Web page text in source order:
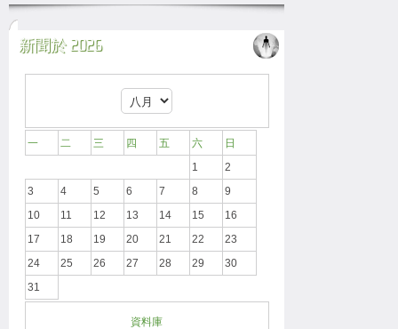
新聞於 2026
一 二 三 四 五 六
日
1
2
3
4 5 6 7 8
9
10
11 12 13 14 15
16
17
18 19 20 21 22
23
24
25 26 27 28 29
30
31
資料庫